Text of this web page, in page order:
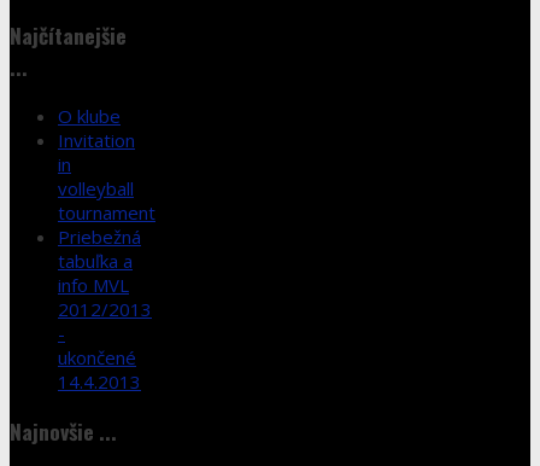
Najčítanejšie
...
O klube
Invitation
in
volleyball
tournament
Priebežná
tabuľka a
info MVL
2012/2013
-
ukončené
14.4.2013
Najnovšie ...